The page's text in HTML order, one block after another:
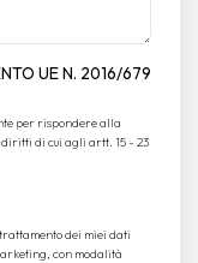
UE N. 2016/679
per rispondere alla
di cui agli artt. 15 - 23
dei miei dati
con modalità